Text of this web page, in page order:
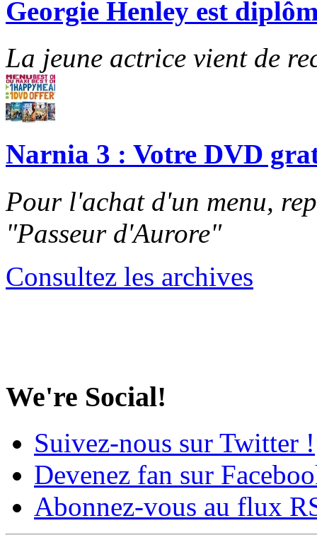
Georgie Henley est
La jeune actrice vient de
Narnia 3 : Votre DVD
Pour l'achat d'un menu,
"Passeur d'Aurore"
Consultez les archives
We're Social!
Suivez-nous sur Twitter !
Devenez fan sur
Abonnez-vous au flux